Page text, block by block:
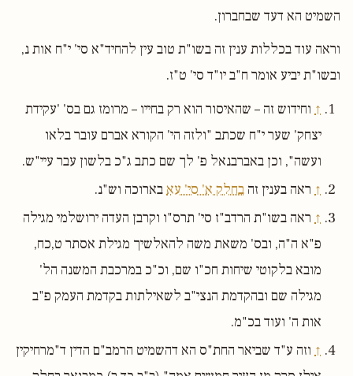
השמיט הא דעד שבחברון.
וראה עוד בכללות ענין זה בשו"ת טוב עין להחיד"א סי' י"ח אות נ,
ובשו"ת יביע אומר ח"ב יו"ד סי' ט"ז.
↑ וחידוש זה – שהאיסור הוא רק בחייו – מרומז גם בס' 'עקידת
יצחק' שער י"ח שכתב "ולזה הי' הקורא אברם עובר בלאו
ועשה", וכן באברבנאל פ' לך שם כתב ג"כ בלשון עבר עיי"ש.
↑ ראה בענין זה בחלק א' סי' עאבארוכה וש"נ.
↑ ראה בשו"ת הרדב"ז סי' תרס"ו וקרבן העדה ירושלמי מגילה
פ"א ה"ה, ובס' משאת משה להאלשיך מגילת אסתר ט,כח,
מובא בלקוטי שיחות חכ"ו שם, וכ"כ במרכבת המשנה הל'
מגילה שם ובהקדמת הנצי"ב לשאילתות בקדמת העמק פ"ב
אות ה' ועוד בכ"מ.
↑ וזה ע"ד שביאר החת"ס הא דהשמיט הרמב"ם הדין ד"מרחיקין